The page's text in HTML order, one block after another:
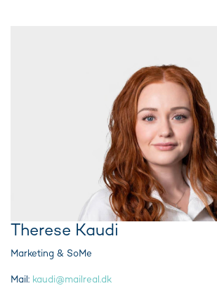
Therese Kaudi
Marketing & SoMe
Mail: kaudi@mailreal.dk